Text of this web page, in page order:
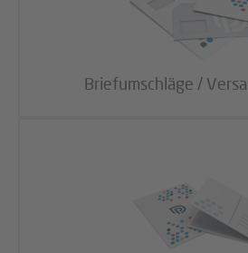
Briefumschläge /